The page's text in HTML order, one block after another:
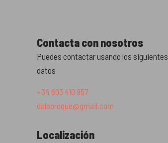
Contacta con nosotros
Puedes contactar usando los siguientes
datos
+34 603 410 957
dalboroque@gmail.com
Localización